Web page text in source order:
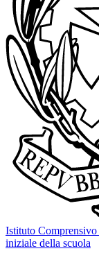
Istituto Comprensivo
iniziale della scuola